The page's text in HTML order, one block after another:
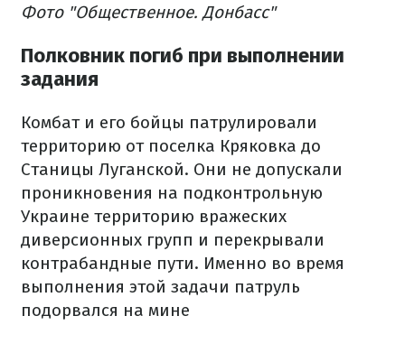
Фото "Общественное. Донбасс"
Полковник погиб при выполнении
задания
Комбат и его бойцы патрулировали
территорию от поселка Кряковка до
Станицы Луганской. Они не допускали
проникновения на подконтрольную
Украине территорию вражеских
диверсионных групп и перекрывали
контрабандные пути. Именно во время
выполнения этой задачи патруль
подорвался на мине